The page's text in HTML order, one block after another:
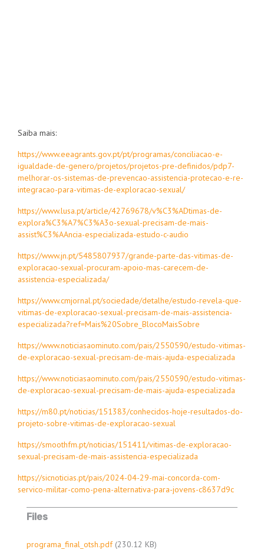
Saiba mais:
https://www.eeagrants.gov.pt/pt/programas/conciliacao-e-
igualdade-de-genero/projetos/projetos-pre-definidos/pdp7-
melhorar-os-sistemas-de-prevencao-assistencia-protecao-e-re-
integracao-para-vitimas-de-exploracao-sexual/
https://www.lusa.pt/article/42769678/v%C3%ADtimas-de-
explora%C3%A7%C3%A3o-sexual-precisam-de-mais-
assist%C3%AAncia-especializada-estudo-c-audio
https://www.jn.pt/5485807937/grande-parte-das-vitimas-de-
exploracao-sexual-procuram-apoio-mas-carecem-de-
assistencia-especializada/
https://www.cmjornal.pt/sociedade/detalhe/estudo-revela-que-
vitimas-de-exploracao-sexual-precisam-de-mais-assistencia-
especializada?ref=Mais%20Sobre_BlocoMaisSobre
https://www.noticiasaominuto.com/pais/2550590/estudo-vitimas-
de-exploracao-sexual-precisam-de-mais-ajuda-especializada
https://www.noticiasaominuto.com/pais/2550590/estudo-vitimas-
de-exploracao-sexual-precisam-de-mais-ajuda-especializada
https://m80.pt/noticias/151383/conhecidos-hoje-resultados-do-
projeto-sobre-vitimas-de-exploracao-sexual
https://smoothfm.pt/noticias/151411/vitimas-de-exploracao-
sexual-precisam-de-mais-assistencia-especializada
https://sicnoticias.pt/pais/2024-04-29-mai-concorda-com-
servico-militar-como-pena-alternativa-para-jovens-c8637d9c
Files
programa_final_otsh.pdf (230.12 KB)